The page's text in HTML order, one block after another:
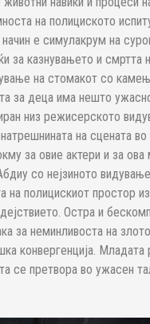
на полициското
начин е симулакрум на
за казнувањето и
на стомакот со
за деца има нешто
низ режисерското
на сцената
за овие актери и за
со нејзиното
на полицискиот простор
Остра и
за неминливоста на
конвергенција.
се претвора во ужасен